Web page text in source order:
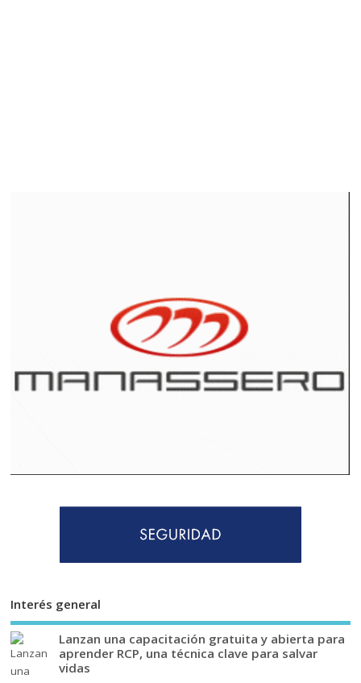
Interés general
Lanzan una capacitación gratuita y abierta para
aprender RCP, una técnica clave para salvar
vidas